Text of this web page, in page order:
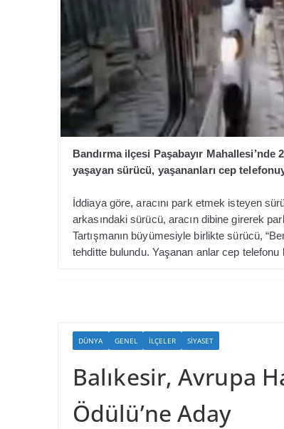
Bandırma ilçesi Paşabayır Mahallesi’nde
yaşayan sürücü, yaşananları cep
İddiaya göre, aracını park etmek isteyen
arkasındaki sürücü, aracın dibine girerek
Tartışmanın büyümesiyle birlikte sürücü,
tehditte bulundu. Yaşanan anlar cep telefonu
DÜNYA GENEL İLÇELER SIYASET
Balıkesir, Avrupa
Ödülü’ne Aday